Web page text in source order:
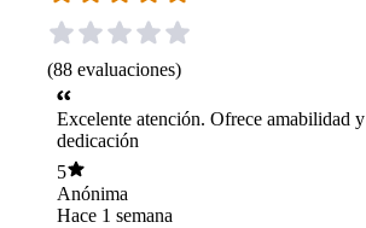
(88 evaluaciones)
Excelente atención. Ofrece amabilidad y
dedicación
5
Anónima
Hace 1 semana